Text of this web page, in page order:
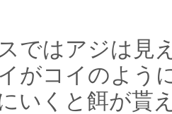
ではアジは見
がコイのよう
いくと餌が貰